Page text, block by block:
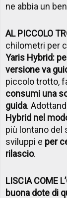
ne abbia un
AL PICCOLO
chilometri per
Yaris Hybrid:
versione va
piccolo trotto,
consumi una
guida.
Hybrid nel
più lontano del
sviluppi e per
rilascio.
LISCIA COME
buona dote di